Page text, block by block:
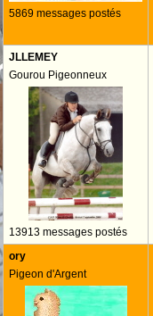
5869 messages postés
JLLEMEY
Gourou Pigeonneux
13913 messages postés
ory
Pigeon d'Argent